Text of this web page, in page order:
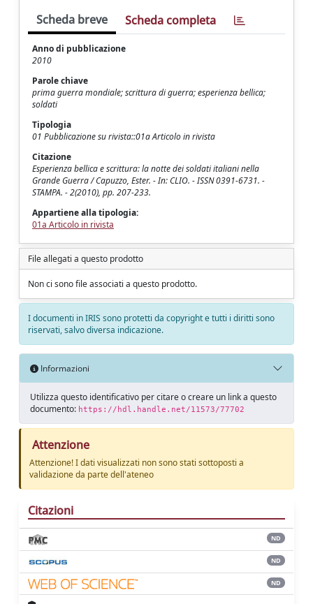
Scheda breve Scheda completa
Anno di pubblicazione
2010
Parole chiave
prima guerra mondiale; scrittura di guerra; esperienza bellica;
soldati
Tipologia
01 Pubblicazione su rivista::01a Articolo in rivista
Citazione
Esperienza bellica e scrittura: la notte dei soldati italiani nella
Grande Guerra / Capuzzo, Ester. - In: CLIO. - ISSN 0391-6731. -
STAMPA. - 2(2010), pp. 207-233.
Appartiene alla tipologia:
01a Articolo in rivista
File allegati a questo prodotto
Non ci sono file associati a questo prodotto.
I documenti in IRIS sono protetti da copyright e tutti i diritti sono
riservati, salvo diversa indicazione.
Informazioni
Utilizza questo identificativo per citare o creare un link a questo
documento: https://hdl.handle.net/11573/77702
Attenzione
Attenzione! I dati visualizzati non sono stati sottoposti a
validazione da parte dell'ateneo
Citazioni
ND
ND
ND